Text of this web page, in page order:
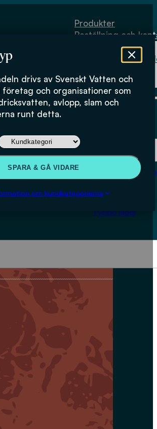
drivs av Svenskt Vatten och
och organisationer som
avlopp, slam och
runt detta.
SPARA & GÅ VIDARE
om kundkategorierna
Produkter
Beställning och
Fysiskt lager
Beställning och kontakt
Om
Köpvillkor
Fysiskt lager